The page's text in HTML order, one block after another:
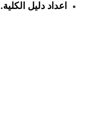
اعداد دليل الكلية.